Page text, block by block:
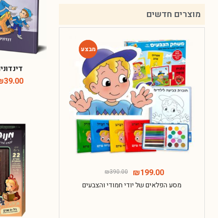
מוצרים חדשים
חבילת
-49%
-49%
₪390.00 ₪199.00
מסע הפלאים של יודי חמודי והצבעים
39.00